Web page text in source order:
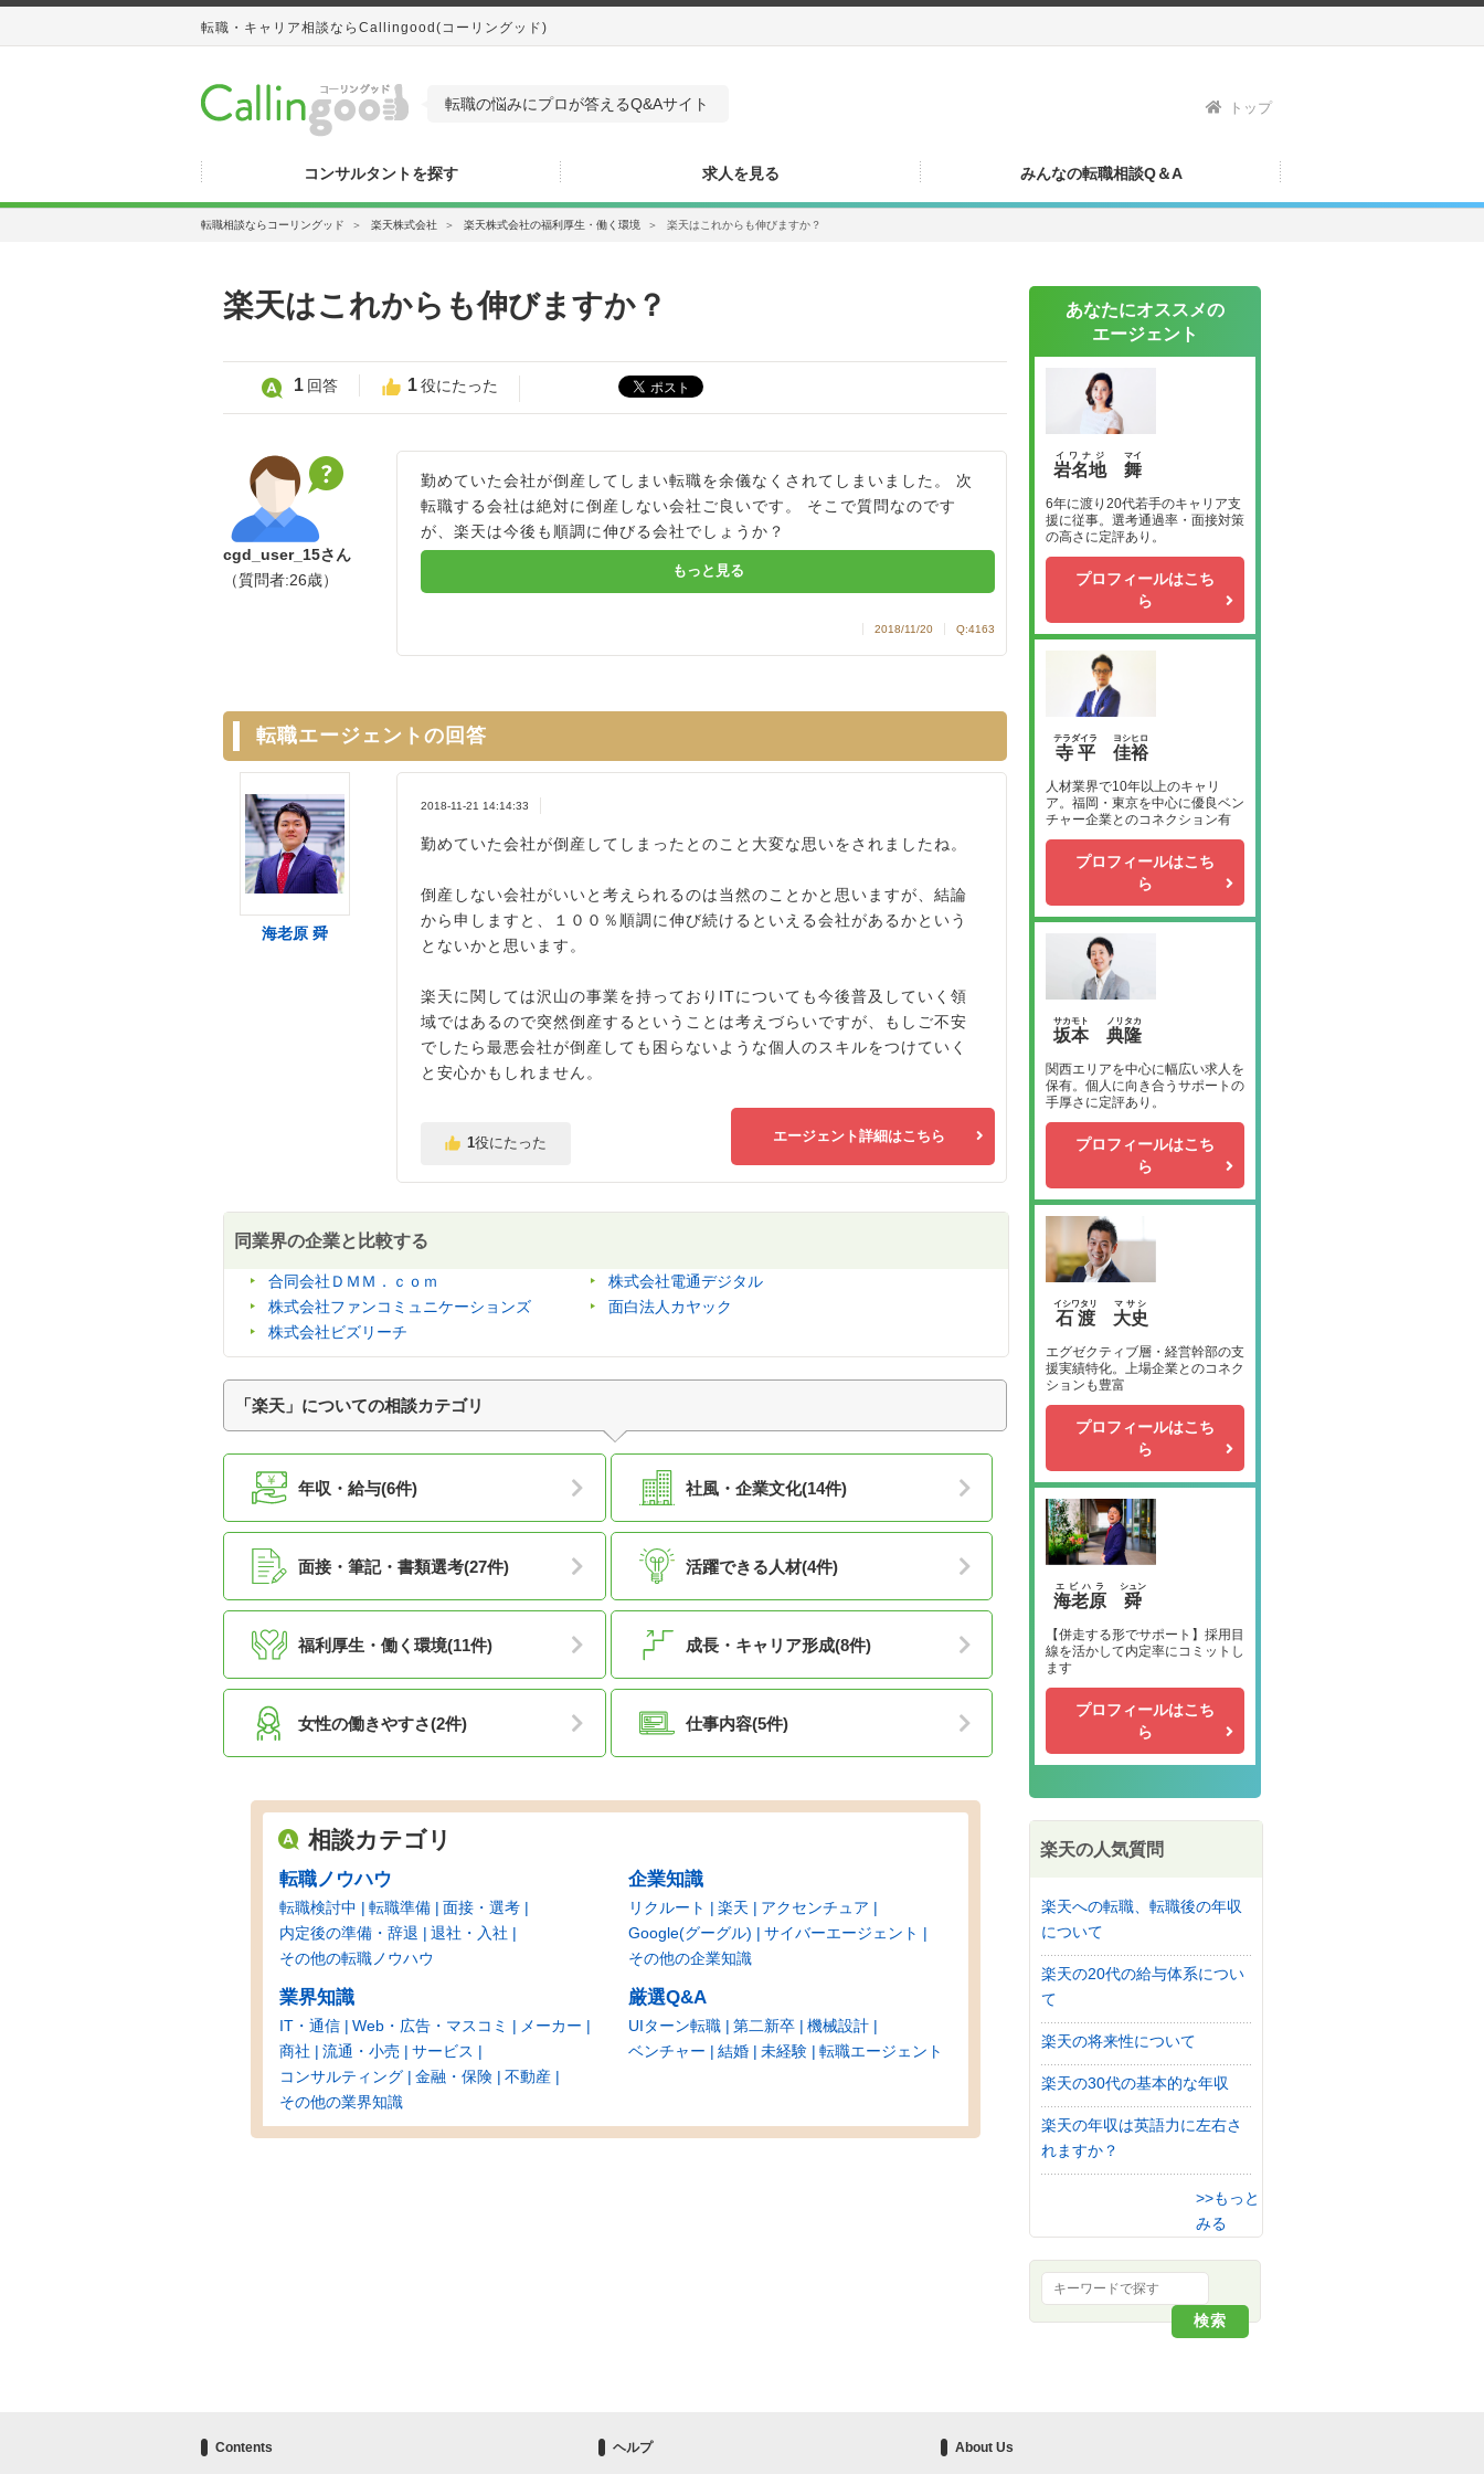
転職・キャリア相談ならCallingood(コーリングッド)
転職の悩みにプロが答えるQ&Aサイト トップ
コンサルタントを探す 求人を見る みんなの転職相談Q＆A
転職相談ならコーリングッド ＞ 楽天株式会社 ＞ 楽天株式会社の福利厚生・働く環境 ＞ 楽天はこれからも伸びますか？
楽天はこれからも伸びますか？
1 回答 1役にたった
勤めていた会社が倒産してしまい転職を余儀なくされてしまいました。 次
転職する会社は絶対に倒産しない会社ご良いです。 そこで質問なのです
が、楽天は今後も順調に伸びる会社でしょうか？
もっと見る
2018/11/20 Q:4163
cgd_user_15さん
（質問者:26歳）
転職エージェントの回答
2018-11-21 14:14:33
勤めていた会社が倒産してしまったとのこと大変な思いをされましたね。
倒産しない会社がいいと考えられるのは当然のことかと思いますが、結論
から申しますと、１００％順調に伸び続けるといえる会社があるかという
とないかと思います。
楽天に関しては沢山の事業を持っておりITについても今後普及していく領
域ではあるので突然倒産するということは考えづらいですが、もしご不安
でしたら最悪会社が倒産しても困らないような個人のスキルをつけていく
と安心かもしれません。
1役にたった エージェント詳細はこちら
海老原 舜
同業界の企業と比較する
合同会社ＤＭＭ．ｃｏｍ
株式会社電通デジタル
株式会社ファンコミュニケーションズ
面白法人カヤック
株式会社ビズリーチ
「楽天」についての相談カテゴリ
年収・給与(6件) 社風・企業文化(14件)
面接・筆記・書類選考(27件) 活躍できる人材(4件)
福利厚生・働く環境(11件) 成長・キャリア形成(8件)
女性の働きやすさ(2件) 仕事内容(5件)
相談カテゴリ
転職ノウハウ
転職検討中 転職準備
面接・選考
内定後の準備・辞退
退社・入社
その他の転職ノウハウ
企業知識
リクルート 楽天
アクセンチュア
Google(グーグル)
サイバーエージェント
その他の企業知識
業界知識
IT・通信 Web・広告・マスコミ
メーカー
商社
流通・小売
サービス
コンサルティング
金融・保険
不動産
その他の業界知識
厳選Q&A
UIターン転職 第二新卒
機械設計
ベンチャー
結婚 未経験 転職エージェント
あなたにオススメの
エージェント
岩名地
イワナジ
舞
マイ
6年に渡り20代若手のキャリア支
援に従事。選考通過率・面接対策
の高さに定評あり。
プロフィールはこち
ら
寺平
テラダイラ
佳裕
ヨシヒロ
人材業界で10年以上のキャリ
ア。福岡・東京を中心に優良ベン
チャー企業とのコネクション有
プロフィールはこち
ら
坂本
サカモト
典隆
ノリタカ
関西エリアを中心に幅広い求人を
保有。個人に向き合うサポートの
手厚さに定評あり。
プロフィールはこち
ら
石渡
イシワタリ
大史
マサシ
エグゼクティブ層・経営幹部の支
援実績特化。上場企業とのコネク
ションも豊富
プロフィールはこち
ら
海老原
エビハラ
舜
シュン
【併走する形でサポート】採用目
線を活かして内定率にコミットし
ます
プロフィールはこち
ら
楽天の人気質問
楽天への転職、転職後の年収
について
楽天の20代の給与体系につい
て
楽天の将来性について
楽天の30代の基本的な年収
楽天の年収は英語力に左右さ
れますか？
>>もっと
みる
Contents ヘルプ About Us